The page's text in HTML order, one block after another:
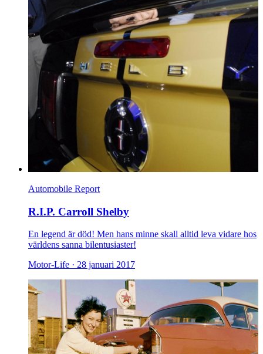
Automobile Report
R.I.P. Carroll Shelby
En legend är död! Men hans minne skall alltid leva vidare hos
världens sanna bilentusiaster!
Motor-Life · 28 januari 2017